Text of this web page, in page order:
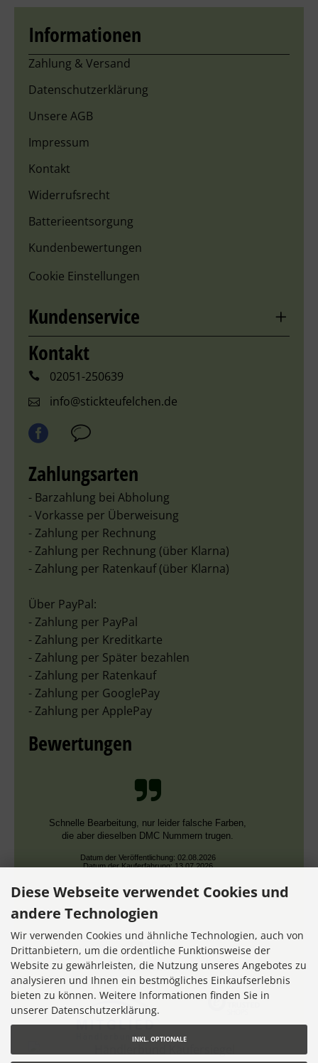
Informationen
Zahlung & Versand
Datenschutzerklärung
Unsere AGB
Impressum
Kontakt
Widerrufsrecht
Batterieentsorgung
Kundenbewertungen
Cookie Einstellungen
Kundenservice
Kontakt
02051-250639
info@stickteufelchen.de
Zahlungsarten
- Barzahlung bei Abholung
- Vorkasse per Überweisung
- Zahlung per Rechnung
- Zahlung per Rechnung (über Klarna)
- Zahlung per Ratenkauf (über Klarna)
Über PayPal:
- Zahlung per PayPal
- Zahlung per Kreditkarte
- Zahlung per Später bezahlen
- Zahlung per Ratenkauf
- Zahlung per GooglePay
- Zahlung per ApplePay
Bewertungen
Schnelle Bearbeitung, nur leider falsche Farben,
die aber dieselben DMC Nummern trugen.
Datum der Veröffentlichung: 02.08.2026
Datum der Kauferfahrung: 13.07.2026
7,355 Bewertungen
Diese Webseite verwendet Cookies und
andere Technologien
Wir verwenden Cookies und ähnliche Technologien, auch von
Drittanbietern, um die ordentliche Funktionsweise der
Website zu gewährleisten, die Nutzung unseres Angebotes zu
analysieren und Ihnen ein bestmögliches Einkaufserlebnis
bieten zu können. Weitere Informationen finden Sie in
unserer Datenschutzerklärung.
INKL. OPTIONALE